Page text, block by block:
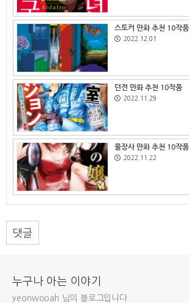
스토커 만화 추천 10작품
2022.12.01
던전 만화 추천 10작품
2022.11.29
물장사 만화 추천 10작품
2022.11.22
댓글
누구나 아는 이야기
yeonwooah 님의 블로그입니다.